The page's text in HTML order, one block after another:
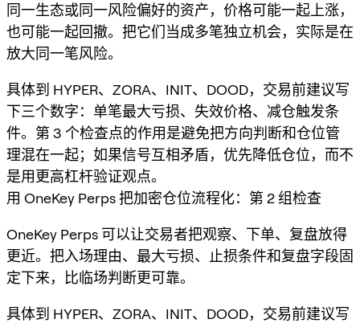
同一生态或同一风险偏好的资产，价格可能一起上涨，
也可能一起回撤。把它们当成多笔独立机会，实际是在
放大同一笔风险。
具体到 HYPER、ZORA、INIT、DOOD，交易前建议写
下三个数字：单笔最大亏损、失效价格、减仓触发条
件。第 3 个检查点的作用是避免把方向判断和仓位管
理混在一起；如果信号互相矛盾，优先降低仓位，而不
是用更高杠杆验证观点。
用 OneKey Perps 把加密仓位流程化：第 2 组检查
OneKey Perps 可以让交易者把观察、下单、复盘放得
更近。把入场理由、最大亏损、止损条件和复盘字段固
定下来，比临场判断更可靠。
具体到 HYPER、ZORA、INIT、DOOD，交易前建议写